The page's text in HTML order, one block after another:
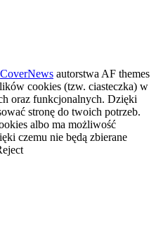
CoverNews autorstwa AF themes
cookies (tzw. ciasteczka) w
oraz funkcjonalnych. Dzięki
stronę do twoich potrzeb.
albo ma możliwość
czemu nie będą zbierane